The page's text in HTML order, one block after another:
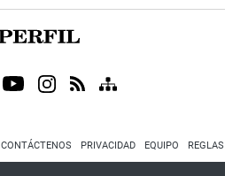
CONTÁCTENOS PRIVACIDAD EQUIPO